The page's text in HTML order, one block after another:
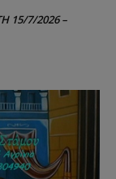
15/7/2026 –